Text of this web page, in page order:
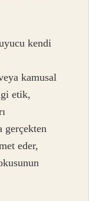
kendi
kamusal
etik,
gerçekten
eder,